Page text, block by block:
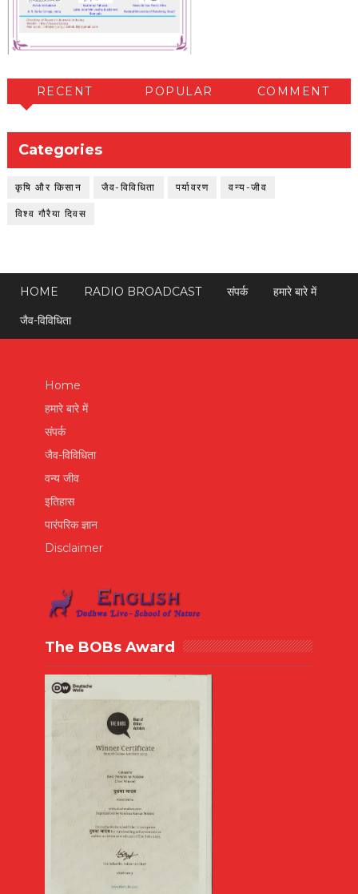
RECENT POPULAR COMMENT
Categories
कृषि और किसान जैव-विविधिता पर्यावरण वन्य-जीव
विश्व गौरैया दिवस
HOME RADIO BROADCAST संपर्क
हमारे बारे में
जैव-विविधिता
Home
हमारे बारे में
संपर्क
जैव-विविधिता
वन्य जीव
इतिहास
पारंपरिक ज्ञान
Disclaimer
The BOBs Award